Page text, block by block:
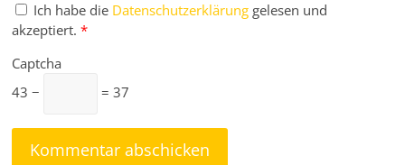
Ich habe die Datenschutzerklärung gelesen und
akzeptiert. *
Captcha
43 −
= 37